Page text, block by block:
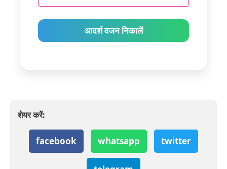
आदर्श वजन निकालें
शेयर करें:
facebook whatsapp twitter